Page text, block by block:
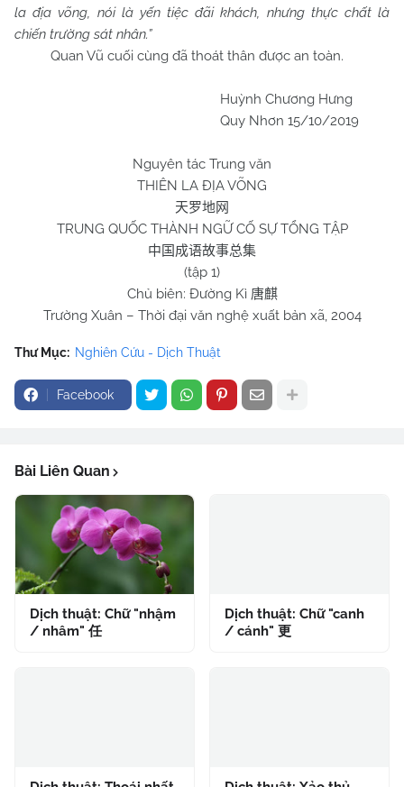
la địa võng, nói là yến tiệc đãi khách, nhưng thực chất là
chiến trường sát nhân.”
Quan Vũ cuối cùng đã thoát thân được an toàn.
Huỳnh Chương Hưng
Quy Nhơn 15/10/2019
Nguyên tác Trung văn
THIÊN LA ĐỊA VÕNG
天罗地网
TRUNG QUỐC THÀNH NGỮ CỐ SỰ TỔNG TẬP
中国成语故事总集
(tập 1)
Chủ biên: Đường Kì 唐麒
Trường Xuân – Thời đại văn nghệ xuất bản xã, 2004
Thư Mục: Nghiên Cứu - Dịch Thuật
Facebook
Bài Liên Quan
Dịch thuật: Chữ "nhậm
/ nhâm" 任
Dịch thuật: Chữ "canh
/ cánh" 更